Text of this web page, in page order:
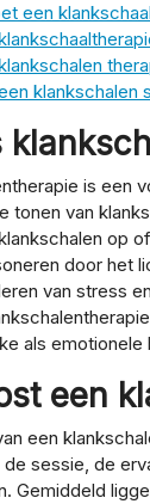
een
klankschalen
is een
tonen van
op
door het
van stress
als emotionele
een
een
de sessie, de
Gemiddeld